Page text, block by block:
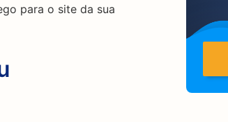
para o site da sua